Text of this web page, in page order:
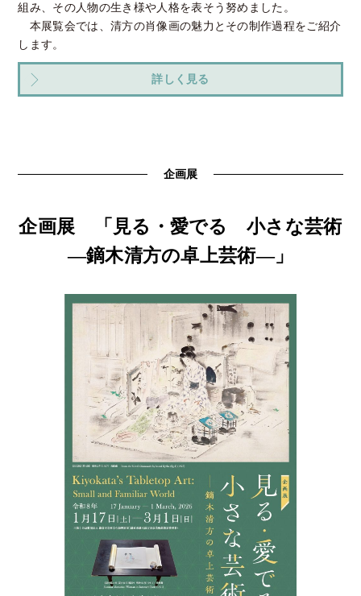
組み、その人物の生き様や人格を表そう努めました。
本展覧会では、清方の肖像画の魅力とその制作過程をご紹介
します。
詳しく見る
企画展
企画展 「見る・愛でる 小さな芸術
―鏑木清方の卓上芸術―」